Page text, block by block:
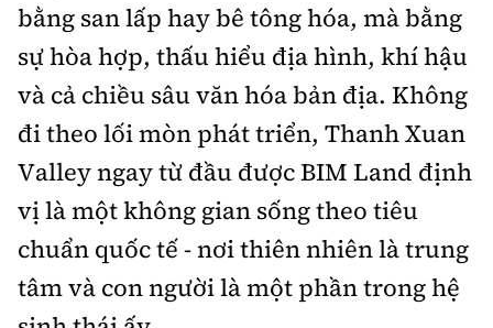
bằng san lấp hay bê tông hóa, mà bằng
sự hòa hợp, thấu hiểu địa hình, khí hậu
và cả chiều sâu văn hóa bản địa. Không
đi theo lối mòn phát triển, Thanh Xuan
Valley ngay từ đầu được BIM Land định
vị là một không gian sống theo tiêu
chuẩn quốc tế - nơi thiên nhiên là trung
tâm và con người là một phần trong hệ